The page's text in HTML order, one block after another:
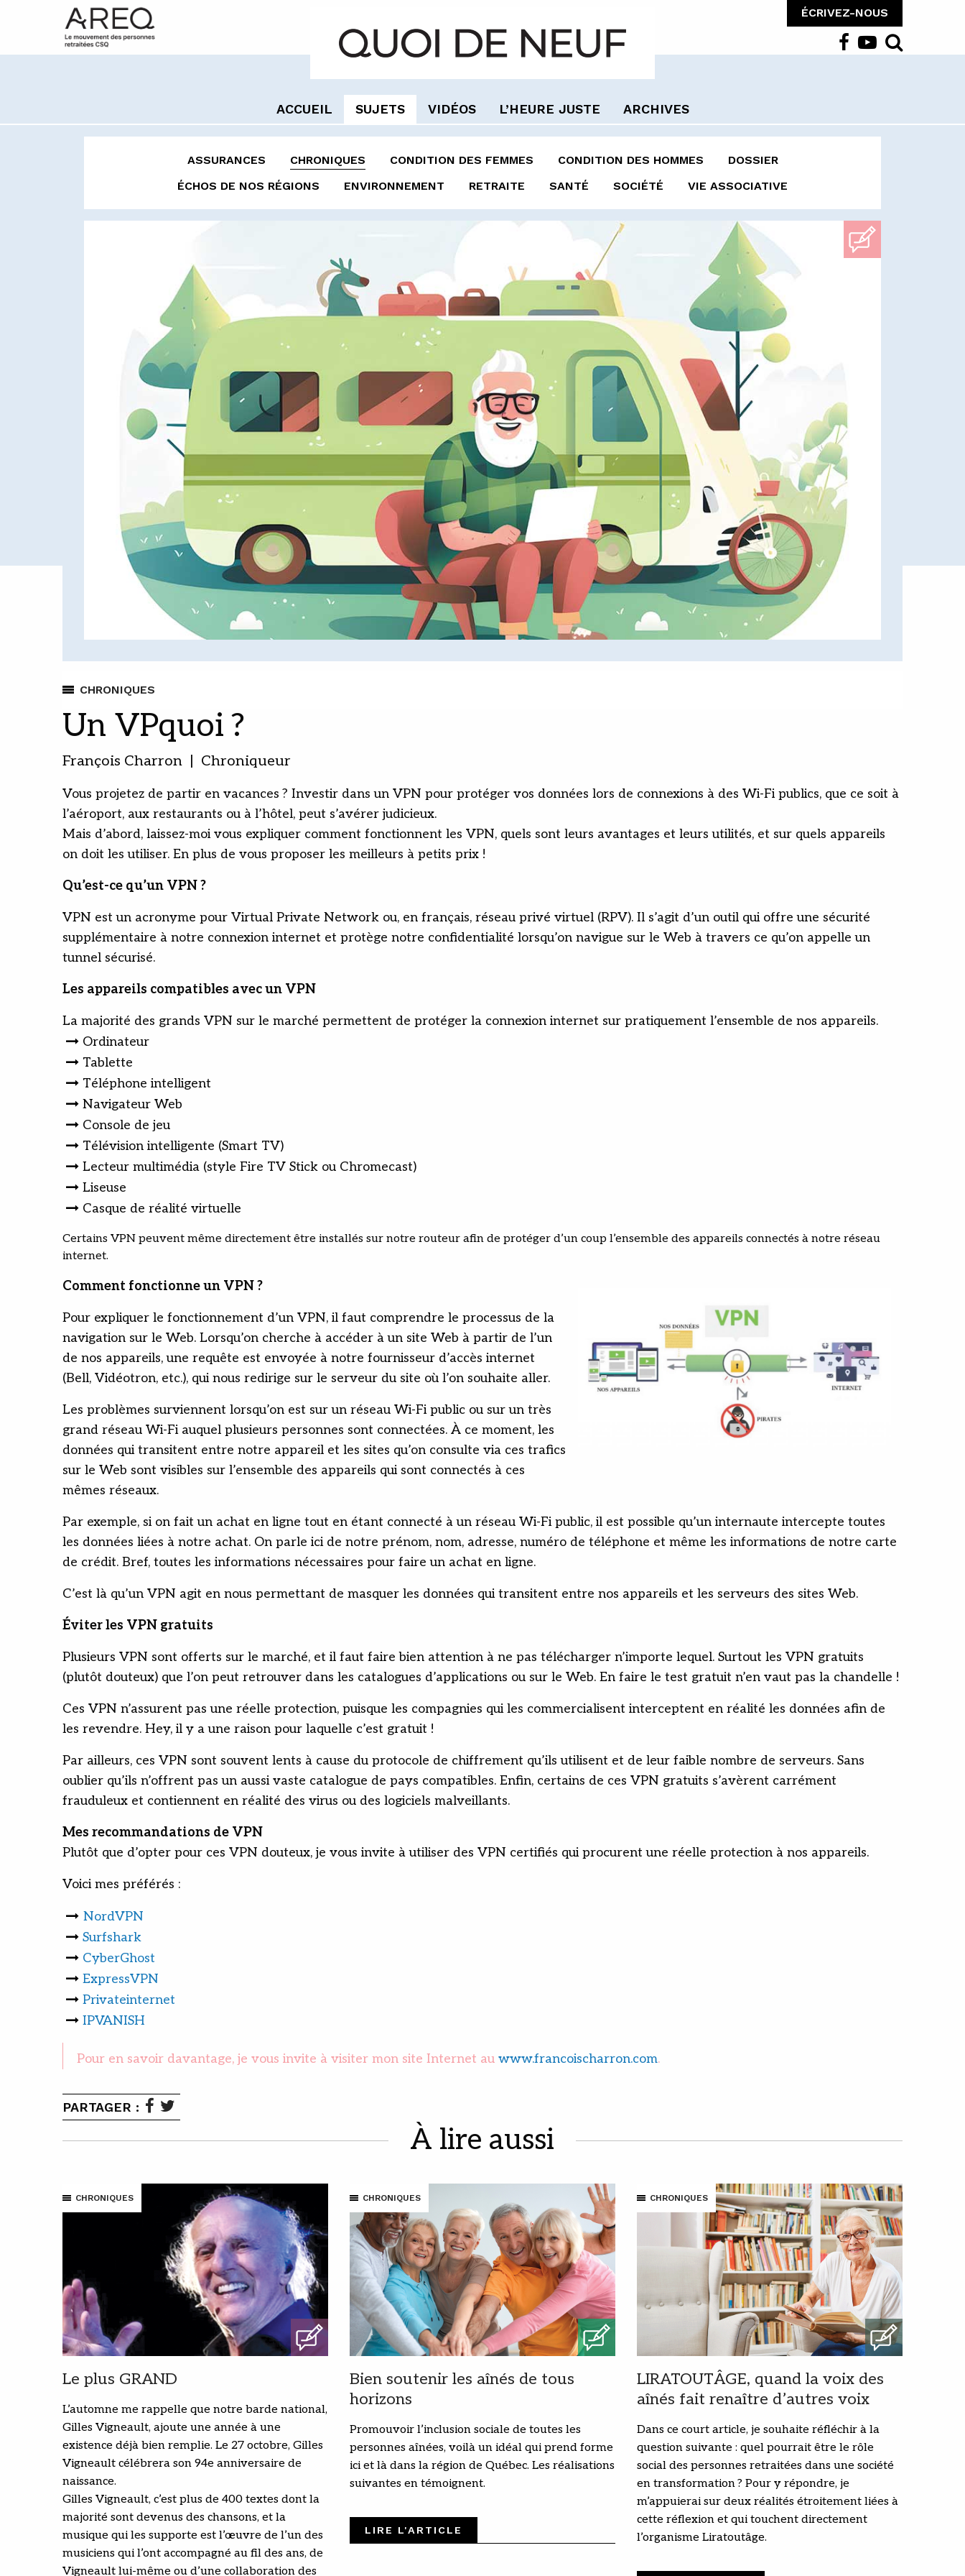
ÉCRIVEZ-NOUS
ACCUEIL SUJETS VIDÉOS L’HEURE JUSTE ARCHIVES
ASSURANCES CHRONIQUES CONDITION DES FEMMES CONDITION DES HOMMES
DOSSIER
ÉCHOS DE NOS RÉGIONS
ENVIRONNEMENT RETRAITE SANTÉ SOCIÉTÉ VIE ASSOCIATIVE
CHRONIQUES
Un VPquoi ?
François Charron | Chroniqueur
Vous projetez de partir en vacances ? Investir dans un VPN pour protéger vos données lors de connexions à des Wi-Fi publics, que ce soit à
l’aéroport, aux restaurants ou à l’hôtel, peut s’avérer judicieux.
Mais d’abord, laissez-moi vous expliquer comment fonctionnent les VPN, quels sont leurs avantages et leurs utilités, et sur quels appareils
on doit les utiliser. En plus de vous proposer les meilleurs à petits prix !
Qu’est-ce qu’un VPN ?
VPN est un acronyme pour Virtual Private Network ou, en français, réseau privé virtuel (RPV). Il s’agit d’un outil qui offre une sécurité
supplémentaire à notre connexion internet et protège notre confidentialité lorsqu’on navigue sur le Web à travers ce qu’on appelle un
tunnel sécurisé.
Les appareils compatibles avec un VPN
La majorité des grands VPN sur le marché permettent de protéger la connexion internet sur pratiquement l’ensemble de nos appareils.
Ordinateur
Tablette
Téléphone intelligent
Navigateur Web
Console de jeu
Télévision intelligente (Smart TV)
Lecteur multimédia (style Fire TV Stick ou Chromecast)
Liseuse
Casque de réalité virtuelle
Certains VPN peuvent même directement être installés sur notre routeur afin de protéger d’un coup l’ensemble des appareils connectés à notre réseau
internet.
Comment fonctionne un VPN ?
Pour expliquer le fonctionnement d’un VPN, il faut comprendre le processus de la
navigation sur le Web. Lorsqu’on cherche à accéder à un site Web à partir de l’un
de nos appareils, une requête est envoyée à notre fournisseur d’accès internet
(Bell, Vidéotron, etc.), qui nous redirige sur le serveur du site où l’on souhaite aller.
Les problèmes surviennent lorsqu’on est sur un réseau Wi-Fi public ou sur un très
grand réseau Wi-Fi auquel plusieurs personnes sont connectées. À ce moment, les
données qui transitent entre notre appareil et les sites qu’on consulte via ces trafics
sur le Web sont visibles sur l’ensemble des appareils qui sont connectés à ces
mêmes réseaux.
Par exemple, si on fait un achat en ligne tout en étant connecté à un réseau Wi-Fi public, il est possible qu’un internaute intercepte toutes
les données liées à notre achat. On parle ici de notre prénom, nom, adresse, numéro de téléphone et même les informations de notre carte
de crédit. Bref, toutes les informations nécessaires pour faire un achat en ligne.
C’est là qu’un VPN agit en nous permettant de masquer les données qui transitent entre nos appareils et les serveurs des sites Web.
Éviter les VPN gratuits
Plusieurs VPN sont offerts sur le marché, et il faut faire bien attention à ne pas télécharger n’importe lequel. Surtout les VPN gratuits
(plutôt douteux) que l’on peut retrouver dans les catalogues d’applications ou sur le Web. En faire le test gratuit n’en vaut pas la chandelle !
Ces VPN n’assurent pas une réelle protection, puisque les compagnies qui les commercialisent interceptent en réalité les données afin de
les revendre. Hey, il y a une raison pour laquelle c’est gratuit !
Par ailleurs, ces VPN sont souvent lents à cause du protocole de chiffrement qu’ils utilisent et de leur faible nombre de serveurs. Sans
oublier qu’ils n’offrent pas un aussi vaste catalogue de pays compatibles. Enfin, certains de ces VPN gratuits s’avèrent carrément
frauduleux et contiennent en réalité des virus ou des logiciels malveillants.
Mes recommandations de VPN
Plutôt que d’opter pour ces VPN douteux, je vous invite à utiliser des VPN certifiés qui procurent une réelle protection à nos appareils.
Voici mes préférés :
NordVPN
Surfshark
CyberGhost
ExpressVPN
Privateinternet
IPVANISH
Pour en savoir davantage, je vous invite à visiter mon site Internet au www.francoischarron.com.
PARTAGER :
À lire aussi
CHRONIQUES
Le plus GRAND
L’automne me rappelle que notre barde national,
Gilles Vigneault, ajoute une année à une
existence déjà bien remplie. Le 27 octobre, Gilles
Vigneault célébrera son 94e anniversaire de
naissance.
Gilles Vigneault, c’est plus de 400 textes dont la
majorité sont devenus des chansons, et la
musique qui les supporte est l’œuvre de l’un des
musiciens qui l’ont accompagné au fil des ans, de
Vigneault lui-même ou d’une collaboration des
CHRONIQUES
Bien soutenir les aînés de tous
horizons
Promouvoir l’inclusion sociale de toutes les
personnes aînées, voilà un idéal qui prend forme
ici et là dans la région de Québec. Les réalisations
suivantes en témoignent.
LIRE L'ARTICLE
CHRONIQUES
LIRATOUTÂGE, quand la voix des
aînés fait renaître d’autres voix
Dans ce court article, je souhaite réfléchir à la
question suivante : quel pourrait être le rôle
social des personnes retraitées dans une société
en transformation ? Pour y répondre, je
m’appuierai sur deux réalités étroitement liées à
cette réflexion et qui touchent directement
l’organisme Liratoutâge.